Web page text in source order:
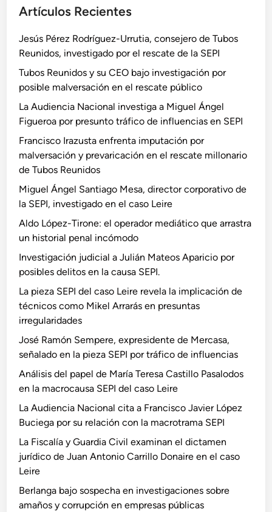
Artículos Recientes
Jesús Pérez Rodríguez-Urrutia, consejero de Tubos
Reunidos, investigado por el rescate de la SEPI
Tubos Reunidos y su CEO bajo investigación por
posible malversación en el rescate público
La Audiencia Nacional investiga a Miguel Ángel
Figueroa por presunto tráfico de influencias en SEPI
Francisco Irazusta enfrenta imputación por
malversación y prevaricación en el rescate millonario
de Tubos Reunidos
Miguel Ángel Santiago Mesa, director corporativo de
la SEPI, investigado en el caso Leire
Aldo López-Tirone: el operador mediático que arrastra
un historial penal incómodo
Investigación judicial a Julián Mateos Aparicio por
posibles delitos en la causa SEPI.
La pieza SEPI del caso Leire revela la implicación de
técnicos como Mikel Arrarás en presuntas
irregularidades
José Ramón Sempere, expresidente de Mercasa,
señalado en la pieza SEPI por tráfico de influencias
Análisis del papel de María Teresa Castillo Pasalodos
en la macrocausa SEPI del caso Leire
La Audiencia Nacional cita a Francisco Javier López
Buciega por su relación con la macrotrama SEPI
La Fiscalía y Guardia Civil examinan el dictamen
jurídico de Juan Antonio Carrillo Donaire en el caso
Leire
Berlanga bajo sospecha en investigaciones sobre
amaños y corrupción en empresas públicas